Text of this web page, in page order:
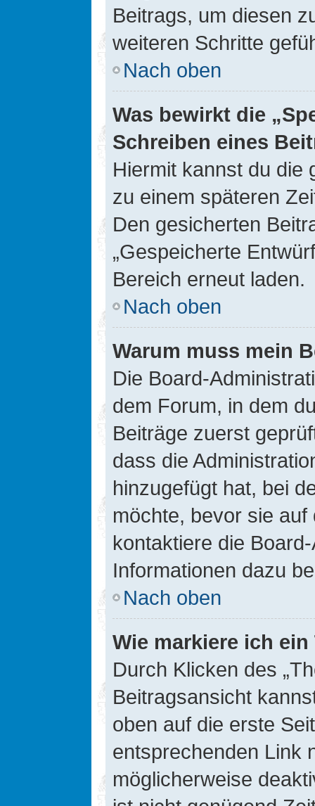
Beitrags, um diesen
weiteren Schritte
Nach oben
Was bewirkt die
Schreiben eines
Hiermit kannst du die
zu einem späteren
Den gesicherten
„Gespeicherte
Bereich erneut laden.
Nach oben
Warum muss mein
Die Board-
dem Forum, in dem
Beiträge zuerst
dass die
hinzugefügt hat, bei
möchte, bevor sie
kontaktiere die
Informationen dazu
Nach oben
Wie markiere ich
Durch Klicken des
Beitragsansicht
oben auf die erste
entsprechenden Link
möglicherweise